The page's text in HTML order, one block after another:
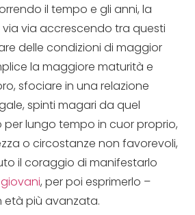
il tempo e gli anni, la
via accrescendo tra questi
delle condizioni di maggior
la maggiore maturità e
sfociare in una relazione
spinti magari da quel
lungo tempo in cuor proprio,
o circostanze non favorevoli,
il coraggio di manifestarlo
giovani, per poi esprimerlo –
età più avanzata.